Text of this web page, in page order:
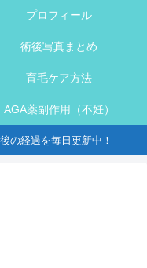
プロフィール
術後写真まとめ
育毛ケア方法
AGA薬副作用（不妊）
の経過を毎日更新中！